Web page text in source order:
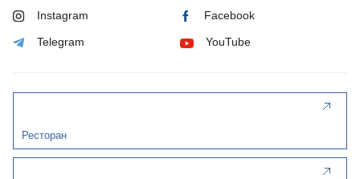
Instagram Facebook
Telegram YouTube
Ресторан